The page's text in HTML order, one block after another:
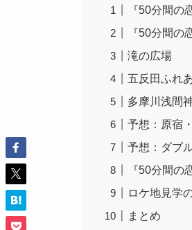
『50分間の
『50分間の
滝の広場
五反田ふれ
多摩川浅間
予想：原宿
予想：ダブ
『50分間の
ロケ地見学
まとめ